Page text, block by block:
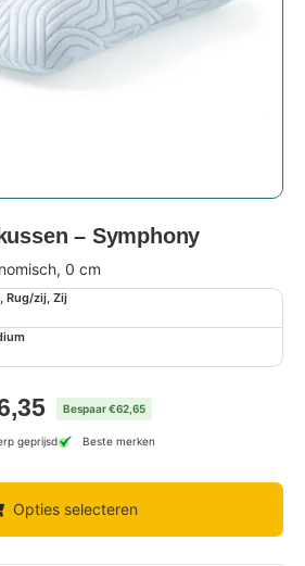
– Symphony
0 cm
Rug/zij, Zij
Bespaar €62,65
geprijsd Beste merken
Opties selecteren